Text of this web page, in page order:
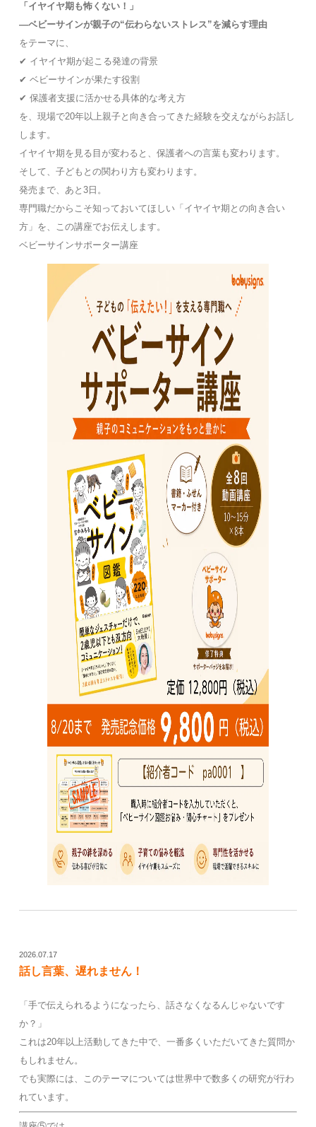
「イヤイヤ期も怖くない！」
―ベビーサインが親子の“伝わらないストレス”を減らす理由
をテーマに、
✔ イヤイヤ期が起こる発達の背景
✔ ベビーサインが果たす役割
✔ 保護者支援に活かせる具体的な考え方
を、現場で20年以上親子と向き合ってきた経験を交えながらお話し
します。
イヤイヤ期を見る目が変わると、保護者への言葉も変わります。
そして、子どもとの関わり方も変わります。
発売まで、あと3日。
専門職だからこそ知っておいてほしい「イヤイヤ期との向き合い
方」を、この講座でお伝えします。
ベビーサインサポーター講座
2026.07.17
話し言葉、遅れません！
「手で伝えられるようになったら、話さなくなるんじゃないです
か？」
これは20年以上活動してきた中で、一番多くいただいてきた質問か
もしれません。
でも実際には、このテーマについては世界中で数多くの研究が行わ
れています。